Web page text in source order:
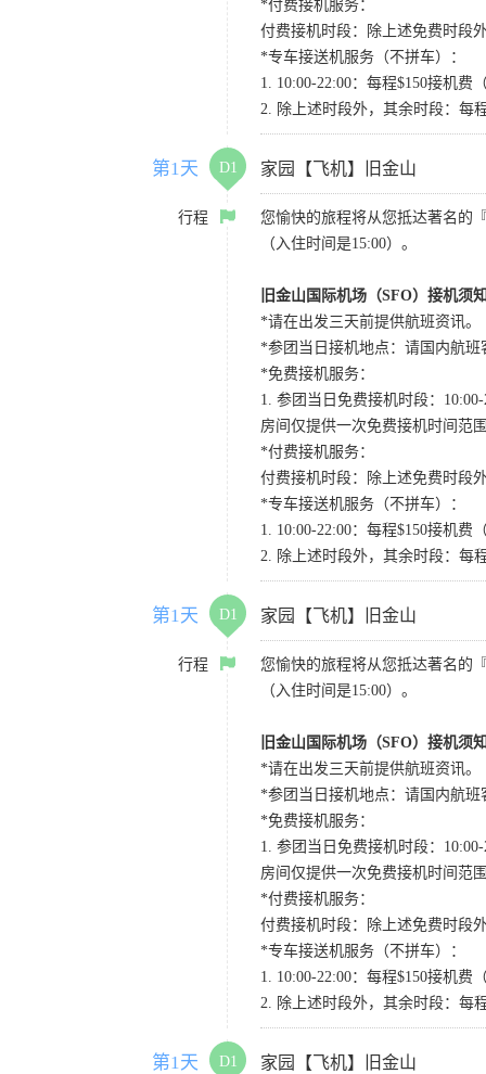
*付费接机服务：
付费接机时段：除上述免费时段
*专车接送机服务（不拼车）：
1. 10:00-22:00：每程$150接机
2. 除上述时段外，其余时段：每
第1天 D1 家园【飞机】旧金山
行程
您愉快的旅程将从您抵达著名的
（入住时间是15:00）。
旧金山国际机场（SFO）接机须
*请在出发三天前提供航班资讯。
*参团当日接机地点：请国内航班
*免费接机服务：
1. 参团当日免费接机时段：
房间仅提供一次免费接机时间范
*付费接机服务：
付费接机时段：除上述免费时段
*专车接送机服务（不拼车）：
1. 10:00-22:00：每程$150接机
2. 除上述时段外，其余时段：每
第1天 D1 家园【飞机】旧金山
行程
您愉快的旅程将从您抵达著名的
（入住时间是15:00）。
旧金山国际机场（SFO）接机须
*请在出发三天前提供航班资讯。
*参团当日接机地点：请国内航班
*免费接机服务：
1. 参团当日免费接机时段：
房间仅提供一次免费接机时间范
*付费接机服务：
付费接机时段：除上述免费时段
*专车接送机服务（不拼车）：
1. 10:00-22:00：每程$150接机
2. 除上述时段外，其余时段：每
第1天 D1 家园【飞机】旧金山